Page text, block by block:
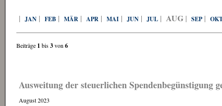
| JAN | FEB | MÄR | APR | MAI | JUN | JUL | AUG | SEP|
Beiträge 1 bis3von 6
Ausweitung der steuerlichen Spendenbegünstigung
August 2023